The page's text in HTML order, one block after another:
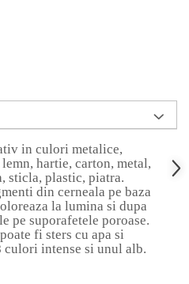
in culori metalice,
hartie, carton, metal,
sticla, plastic, piatra.
din cerneala pe baza
la lumina si dupa
pe suporafetele poroase.
fi sters cu apa si
culori intense si unul alb.